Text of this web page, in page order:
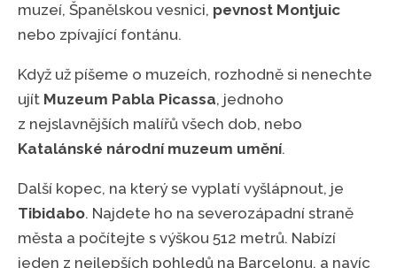
muzeí, Španělskou vesnici, pevnost Montjuic
nebo zpívající fontánu.
Když už píšeme o muzeích, rozhodně si nenechte
ujít Muzeum Pabla Picassa, jednoho
z nejslavnějších malířů všech dob, nebo
Katalánské národní muzeum umění.
Další kopec, na který se vyplatí vyšlápnout, je
Tibidabo. Najdete ho na severozápadní straně
města a počítejte s výškou 512 metrů. Nabízí
jeden z nejlepších pohledů na Barcelonu, a navíc